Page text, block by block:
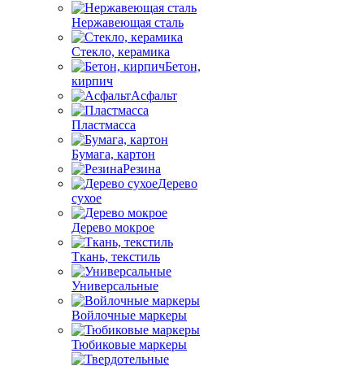
Нержавеющая сталь
Стекло, керамика
Бетон,
кирпич
Асфальт
Пластмасса
Бумага, картон
Резина
Дерево
сухое
Дерево мокрое
Ткань, текстиль
Универсальные
Войлочные маркеры
Тюбиковые маркеры